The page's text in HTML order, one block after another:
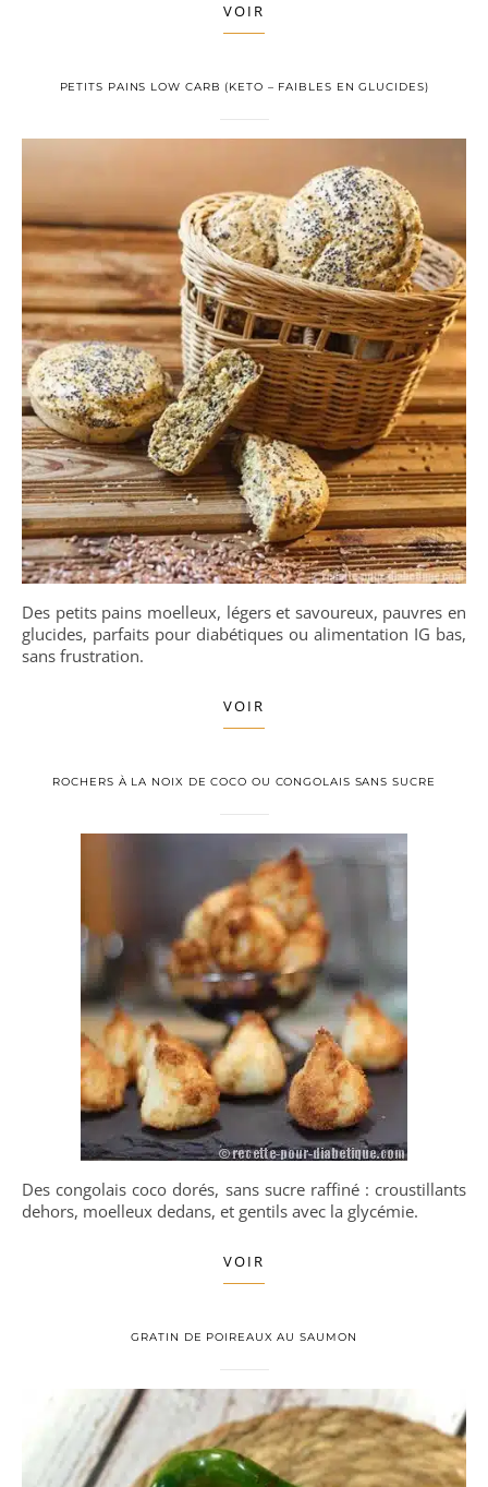
VOIR
PETITS PAINS LOW CARB (KETO – FAIBLES EN GLUCIDES)
Des petits pains moelleux, légers et savoureux, pauvres en
glucides, parfaits pour diabétiques ou alimentation IG bas,
sans frustration.
VOIR
ROCHERS À LA NOIX DE COCO OU CONGOLAIS SANS SUCRE
Des congolais coco dorés, sans sucre raffiné : croustillants
dehors, moelleux dedans, et gentils avec la glycémie.
VOIR
GRATIN DE POIREAUX AU SAUMON